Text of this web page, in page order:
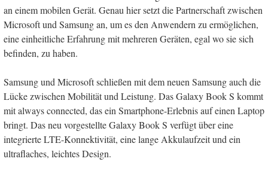
an einem mobilen Gerät. Genau hier setzt die Partnerschaft zwischen
Microsoft und Samsung an, um es den Anwendern zu ermöglichen,
eine einheitliche Erfahrung mit mehreren Geräten, egal wo sie sich
befinden, zu haben.
Samsung und Microsoft schließen mit dem neuen Samsung auch die
Lücke zwischen Mobilität und Leistung. Das Galaxy Book S kommt
mit always connected, das ein Smartphone-Erlebnis auf einen Laptop
bringt. Das neu vorgestellte Galaxy Book S verfügt über eine
integrierte LTE-Konnektivität, eine lange Akkulaufzeit und ein
ultraflaches, leichtes Design.